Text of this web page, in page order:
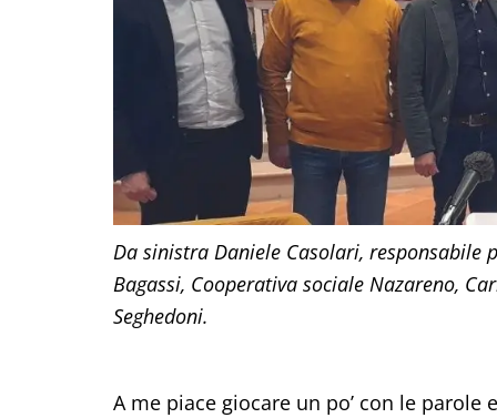
Da sinistra Daniele Casolari, responsabile
Bagassi, Cooperativa sociale Nazareno,
Seghedoni.
A me piace giocare un po’ con le